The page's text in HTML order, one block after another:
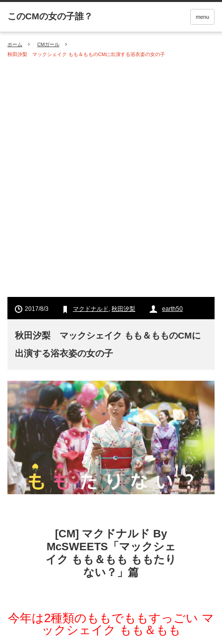
menu
ホーム
CMガール
2017/8/3 マクドナルド, 秋田汐梨 earth50
秋田汐梨 マックシェイク もも＆もものCMに
[CM] マクドナルド By
McSWEETS「マックシェ
イク もも＆もも ももたり
ない？」篇
今年は2種類のももでももすっごい マ
ックシェイク もも＆もも